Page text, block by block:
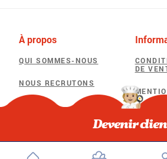
Devenir
À propos
QUI SOMMES-NOUS
NOUS RECRUTONS
F.A.Q
DE
DES